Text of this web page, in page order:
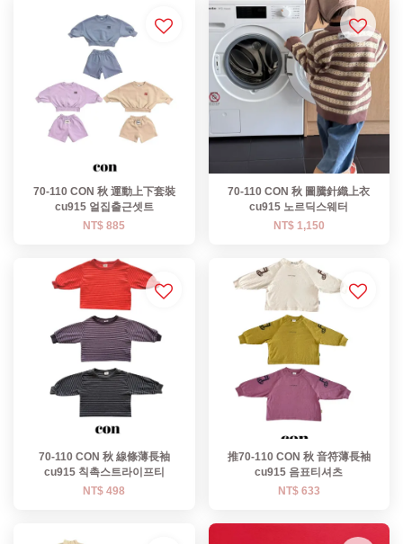
70-110 CON 秋 運動上下套裝
cu915 얼집출근셋트
NT$ 885
70-110 CON 秋 圖騰針織上衣
cu915 노르딕스웨터
NT$ 1,150
70-110 CON 秋 線條薄長袖
cu915 칙촉스트라이프티
NT$ 498
推70-110 CON 秋 音符薄長袖
cu915 음표티셔츠
NT$ 633